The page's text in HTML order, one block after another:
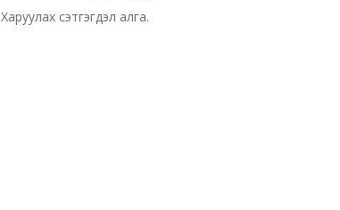
Харуулах сэтгэгдэл алга.